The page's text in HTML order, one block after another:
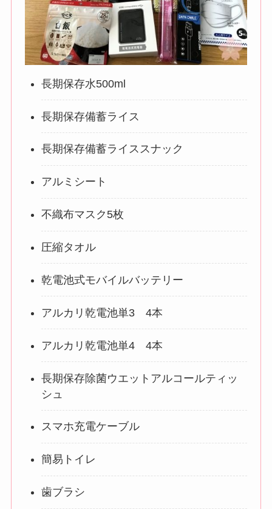
長期保存水500ml
長期保存備蓄ライス
長期保存備蓄ライススナック
アルミシート
不織布マスク5枚
圧縮タオル
乾電池式モバイルバッテリー
アルカリ乾電池単3 4本
アルカリ乾電池単4 4本
長期保存除菌ウエットアルコールティッ
シュ
スマホ充電ケーブル
簡易トイレ
歯ブラシ